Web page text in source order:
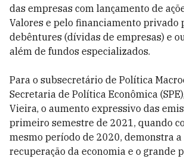
das empresas com lançamento de
Valores e pelo financiamento privado
debêntures (dívidas de empresas) e
além de fundos especializados.
Para o subsecretário de Política
Secretaria de Política Econômica
Vieira, o aumento expressivo das
primeiro semestre de 2021, quando
mesmo período de 2020, demonstra
recuperação da economia e o grande